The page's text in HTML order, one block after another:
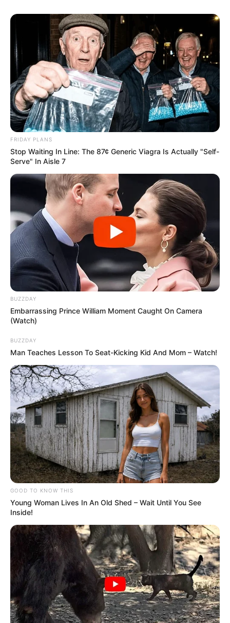
FRIDAY PLANS
Stop Waiting In Line: The 87¢ Generic Viagra Is Actually "Self-
Serve" In Aisle 7
BUZZDAY
Embarrassing Prince William Moment Caught On Camera
(Watch)
BUZZDAY
Man Teaches Lesson To Seat-Kicking Kid And Mom – Watch!
GOOD TO KNOW THIS
Young Woman Lives In An Old Shed – Wait Until You See
Inside!